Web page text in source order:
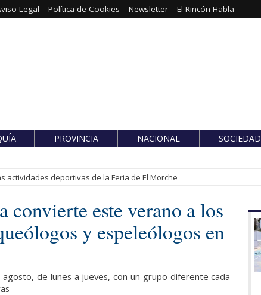
Legal Política de Cookies Newsletter El Rincón Habla
PROVINCIA NACIONAL SOCIEDAD
actividades deportivas de la Feria de El Morche
este verano a los
y espeleólogos en
de lunes a jueves, con un grupo diferente cada